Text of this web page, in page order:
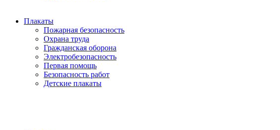
Плакаты
Пожарная безопасность
Охрана труда
Гражданская оборона
Электробезопасность
Первая помощь
Безопасность работ
Детские плакаты